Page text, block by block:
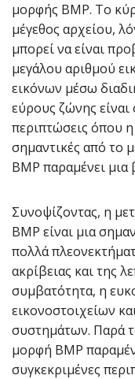
μορφής BMP. Το
μέγεθος αρχείου,
μπορεί να είναι
μεγάλου αριθμού
εικόνων μέσω
εύρους ζώνης
περιπτώσεις όπου η
σημαντικές από το
BMP παραμένει μια
Συνοψίζοντας, η
BMP είναι μια
πολλά
ακρίβειας και της
συμβατότητα, η
εικονοστοιχείων
συστημάτων. Παρά
μορφή BMP
συγκεκριμένες